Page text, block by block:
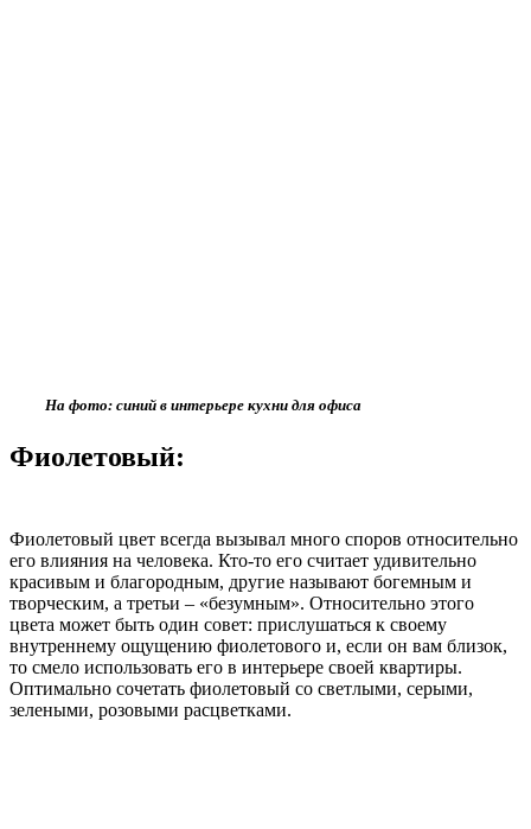
На фото: синий в интерьере кухни для офиса
Фиолетовый:
Фиолетовый цвет всегда вызывал много споров относительно
его влияния на человека. Кто-то его считает удивительно
красивым и благородным, другие называют богемным и
творческим, а третьи – «безумным». Относительно этого
цвета может быть один совет: прислушаться к своему
внутреннему ощущению фиолетового и, если он вам близок,
то смело использовать его в интерьере своей квартиры.
Оптимально сочетать фиолетовый со светлыми, серыми,
зелеными, розовыми расцветками.